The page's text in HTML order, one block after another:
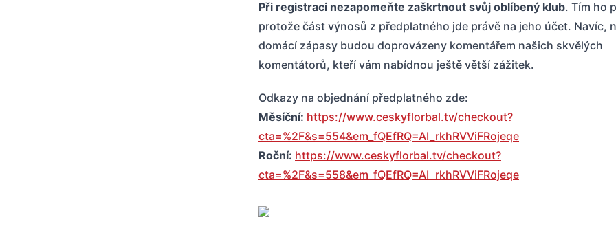
Při registraci nezapomeňte zaškrtnout svůj oblíbený klub. Tím ho
protože část výnosů z předplatného jde právě na jeho účet. Navíc,
domácí zápasy budou doprovázeny komentářem našich skvělých
komentátorů, kteří vám nabídnou ještě větší zážitek.
Odkazy na objednání předplatného zde:
Měsíční: https://www.ceskyflorbal.tv/checkout?
cta=%2F&s=554&em_fQEfRQ=AI_rkhRVViFRojeqe
Roční: https://www.ceskyflorbal.tv/checkout?
cta=%2F&s=558&em_fQEfRQ=AI_rkhRVViFRojeqe